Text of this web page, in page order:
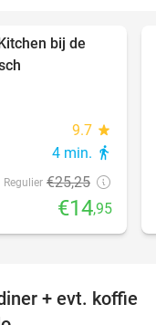
bij de
9.7 star
4 min. directions_walk
Regulier €25,25
€14,95
27%
+ evt. koffie